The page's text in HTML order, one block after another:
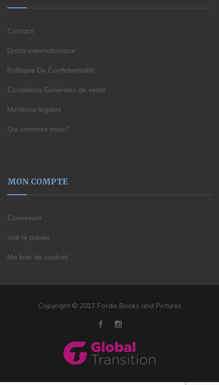
Contact
Droits internationaux
Politique De Confidentialité
Conditions Générales de vente
Mentions légales
Qui sommes nous?
MON COMPTE
Connexion
Voir le panier
Ma liste de souhait
Copyright © 2017 Fordis Books and Pictures